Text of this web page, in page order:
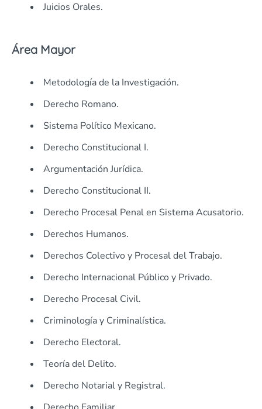
Juicios Orales.
Área Mayor
Metodología de la Investigación.
Derecho Romano.
Sistema Político Mexicano.
Derecho Constitucional I.
Argumentación Jurídica.
Derecho Constitucional II.
Derecho Procesal Penal en Sistema Acusatorio.
Derechos Humanos.
Derechos Colectivo y Procesal del Trabajo.
Derecho Internacional Público y Privado.
Derecho Procesal Civil.
Criminología y Criminalística.
Derecho Electoral.
Teoría del Delito.
Derecho Notarial y Registral.